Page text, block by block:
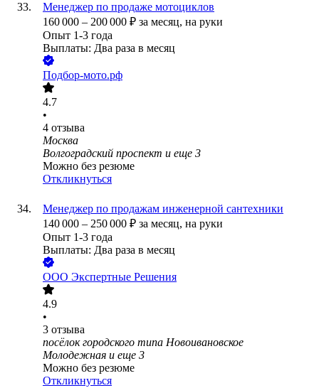
Менеджер по продаже мотоциклов
160 000 – 200 000 ₽ за месяц, на руки
Опыт 1-3 года
Выплаты: Два раза в месяц
Подбор-мото.рф
4.7
•
4 отзыва
Москва
Волгоградский проспект и еще 3
Можно без резюме
Откликнуться
Менеджер по продажам инженерной сантехники
140 000 – 250 000 ₽ за месяц, на руки
Опыт 1-3 года
Выплаты: Два раза в месяц
ООО Экспертные Решения
4.9
•
3 отзыва
посёлок городского типа Новоивановское
Молодежная и еще 3
Можно без резюме
Откликнуться